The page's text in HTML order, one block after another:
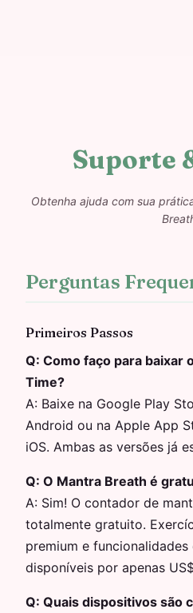
Suporte
Obtenha ajuda com sua
Perguntas
Primeiros Passos
Q: Como faço para baixar
Time?
A: Baixe na Google Play
Android ou na Apple App
iOS. Ambas as versões já
Q: O Mantra Breath é
A: Sim! O contador de
totalmente gratuito.
premium e
disponíveis por apenas
Q: Quais dispositivos são